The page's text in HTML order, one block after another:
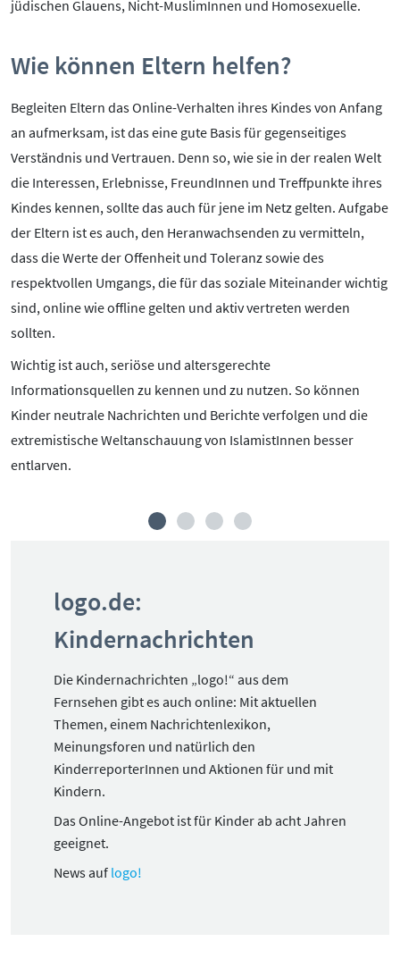
jüdischen Glauens, Nicht-MuslimInnen und Homosexuelle.
Wie können Eltern helfen?
Begleiten Eltern das Online-Verhalten ihres Kindes von Anfang
an aufmerksam, ist das eine gute Basis für gegenseitiges
Verständnis und Vertrauen. Denn so, wie sie in der realen Welt
die Interessen, Erlebnisse, FreundInnen und Treffpunkte ihres
Kindes kennen, sollte das auch für jene im Netz gelten. Aufgabe
der Eltern ist es auch, den Heranwachsenden zu vermitteln,
dass die Werte der Offenheit und Toleranz sowie des
respektvollen Umgangs, die für das soziale Miteinander wichtig
sind, online wie offline gelten und aktiv vertreten werden
sollten.
Wichtig ist auch, seriöse und altersgerechte
Informationsquellen zu kennen und zu nutzen. So können
Kinder neutrale Nachrichten und Berichte verfolgen und die
extremistische Weltanschauung von IslamistInnen besser
entlarven.
logo.de:
Kindernachrichten
Die Kindernachrichten „logo!“ aus dem
Fernsehen gibt es auch online: Mit aktuellen
Themen, einem Nachrichtenlexikon,
Meinungsforen und natürlich den
KinderreporterInnen und Aktionen für und mit
Kindern.
Das Online-Angebot ist für Kinder ab acht Jahren
geeignet.
News auf logo!